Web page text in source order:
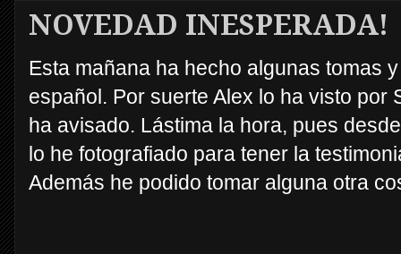
NOVEDAD INESPERADA!
Esta mañana ha hecho algunas tomas
español. Por suerte Alex lo ha visto por
ha avisado. Lástima la hora, pues
lo he fotografiado para tener la
Además he podido tomar alguna otra